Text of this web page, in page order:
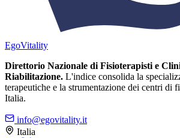
EgoVitality
Direttorio Nazionale di Fisioterapisti e
Riabilitazione. L'indice consolida la
terapeutiche e la strumentazione dei centri di
Italia.
info@egovitality.it
Italia